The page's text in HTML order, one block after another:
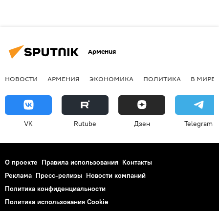
Армения
НОВОСТИ АРМЕНИЯ ЭКОНОМИКА ПОЛИТИКА В МИРЕ
VK Rutube Дзен Telegram
О проекте Правила использования Контакты
Реклама Пресс-релизы Новости компаний
Политика конфиденциальности
Политика использования Cookie